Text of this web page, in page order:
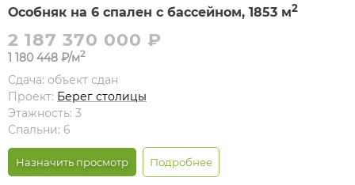
Особняк на 6 спален с бассейном, 1853 м2
2 187 370 000 ₽
1 180 448 ₽/м2
Сдача: объект сдан
Проект: Берег столицы
Этажность: 3
Спальни: 6
Назначить просмотр Подробнее